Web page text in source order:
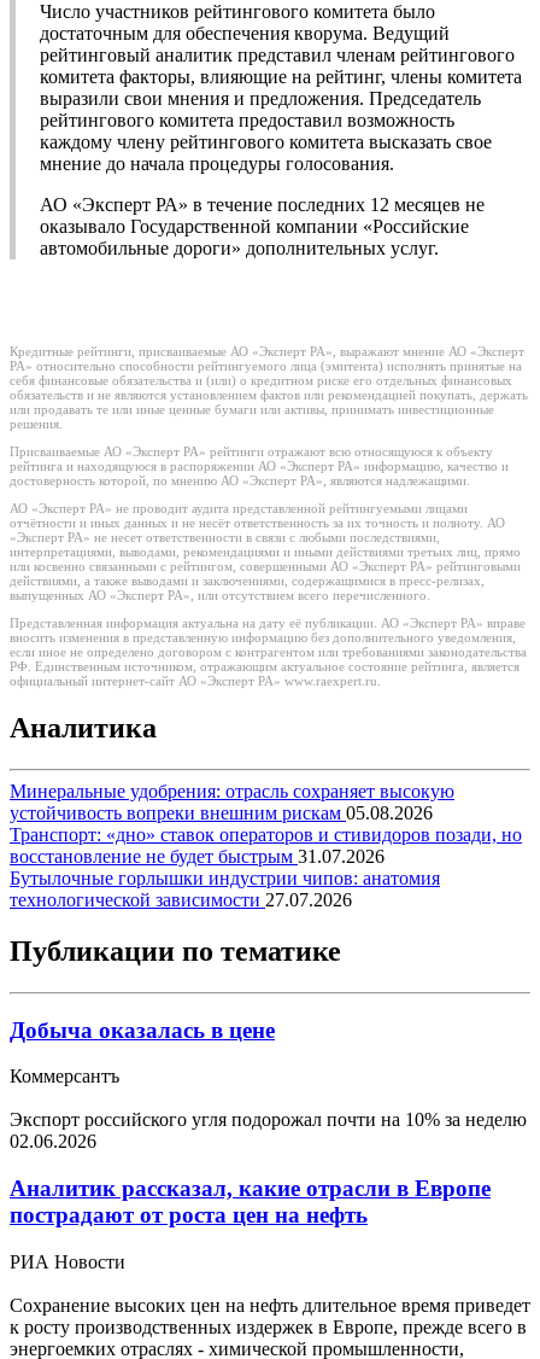
Число участников рейтингового комитета было
достаточным для обеспечения кворума. Ведущий
рейтинговый аналитик представил членам рейтингового
комитета факторы, влияющие на рейтинг, члены комитета
выразили свои мнения и предложения. Председатель
рейтингового комитета предоставил возможность
каждому члену рейтингового комитета высказать свое
мнение до начала процедуры голосования.
АО «Эксперт РА» в течение последних 12 месяцев не
оказывало Государственной компании «Российские
автомобильные дороги» дополнительных услуг.
Кредитные рейтинги, присваиваемые АО «Эксперт РА», выражают мнение АО «Эксперт
РА» относительно способности рейтингуемого лица (эмитента) исполнять принятые на
себя финансовые обязательства и (или) о кредитном риске его отдельных финансовых
обязательств и не являются установлением фактов или рекомендацией покупать, держать
или продавать те или иные ценные бумаги или активы, принимать инвестиционные
решения.
Присваиваемые АО «Эксперт РА» рейтинги отражают всю относящуюся к объекту
рейтинга и находящуюся в распоряжении АО «Эксперт РА» информацию, качество и
достоверность которой, по мнению АО «Эксперт РА», являются надлежащими.
АО «Эксперт РА» не проводит аудита представленной рейтингуемыми лицами
отчётности и иных данных и не несёт ответственность за их точность и полноту. АО
«Эксперт РА» не несет ответственности в связи с любыми последствиями,
интерпретациями, выводами, рекомендациями и иными действиями третьих лиц, прямо
или косвенно связанными с рейтингом, совершенными АО «Эксперт РА» рейтинговыми
действиями, а также выводами и заключениями, содержащимися в пресс-релизах,
выпущенных АО «Эксперт РА», или отсутствием всего перечисленного.
Представленная информация актуальна на дату её публикации. АО «Эксперт РА» вправе
вносить изменения в представленную информацию без дополнительного уведомления,
если иное не определено договором с контрагентом или требованиями законодательства
РФ. Единственным источником, отражающим актуальное состояние рейтинга, является
официальный интернет-сайт АО «Эксперт РА» www.raexpert.ru.
Аналитика
Минеральные удобрения: отрасль сохраняет высокую
устойчивость вопреки внешним рискам 05.08.2026
Транспорт: «дно» ставок операторов и стивидоров позади, но
восстановление не будет быстрым 31.07.2026
Бутылочные горлышки индустрии чипов: анатомия
технологической зависимости 27.07.2026
Публикации по тематике
Добыча оказалась в цене
Коммерсантъ
Экспорт российского угля подорожал почти на 10% за неделю
02.06.2026
Аналитик рассказал, какие отрасли в Европе
пострадают от роста цен на нефть
РИА Новости
Сохранение высоких цен на нефть длительное время приведет
к росту производственных издержек в Европе, прежде всего в
энергоемких отраслях - химической промышленности,